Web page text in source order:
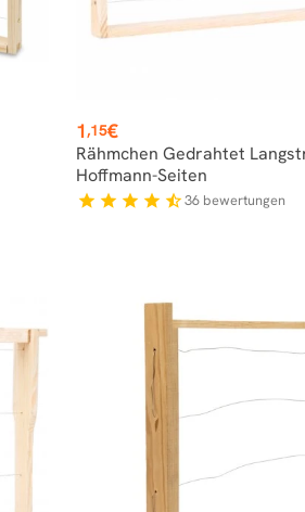
Preis
1,15€
Rähmchen Gedrahtet
Hoffmann-Seiten
star star star star star_half36 bewertungen